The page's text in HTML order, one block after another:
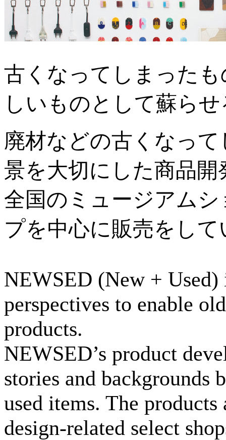
古くなってしまった
しいものとして蘇ら
廃材などの古くなっ
景を大切にした商品
全国のミュージアム
プを中心に販売をして
NEWSED (New + Used)
perspectives to enable
products.
NEWSED’s product
stories and backgrounds
used items. The
design-related select